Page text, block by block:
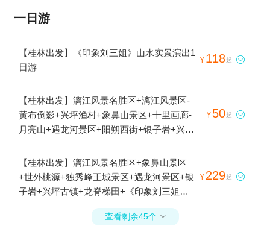
一日游
【桂林出发】《印象刘三姐》山水实景演出1
日游
¥ 118起 
【桂林出发】漓江风景名胜区+漓江风景区-
黄布倒影+兴坪渔村+象鼻山景区+十里画廊-
月亮山+遇龙河景区+阳朔西街+银子岩+兴坪
古镇+《印象刘三姐》山水实景演出+阳朔
+桂林两江四湖景区+九马画山+兴坪古戏台
+刘三姐水上公园+十里画廊+漓江三星游船
+漓江四星游船+杨堤—九马画山漓江竹筏漂
烟雨+漓江（唐人街-林家州）竹筏漂流+工农
¥ 50起 
【桂林出发】漓江风景名胜区+象鼻山景区
+世外桃源+独秀峰王城景区+遇龙河景区+银
子岩+兴坪古镇+龙脊梯田+《印象刘三姐》
山水实景演出+桂林两江四湖景区+九马画山
+十里画廊+相公山景区+漓江三星游船+漓江
¥ 229起 
查看剩余45个 